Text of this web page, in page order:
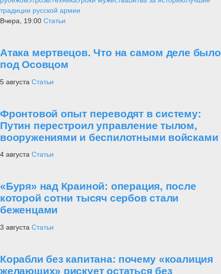
традиции русской армии
Вчера, 19:00 Статьи
Атака мертвецов. Что на самом деле было
под Осовцом
5 августа Статьи
Фронтовой опыт переводят в систему:
Путин перестроил управление тылом,
вооружениями и беспилотными войсками
4 августа Статьи
«Буря» над Краиной: операция, после
которой сотни тысяч сербов стали
беженцами
3 августа Статьи
Корабли без капитана: почему «коалиция
желающих» рискует остаться без